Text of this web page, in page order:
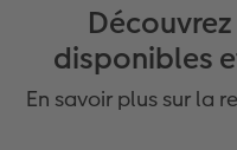
disponibles
En savoir plus sur la